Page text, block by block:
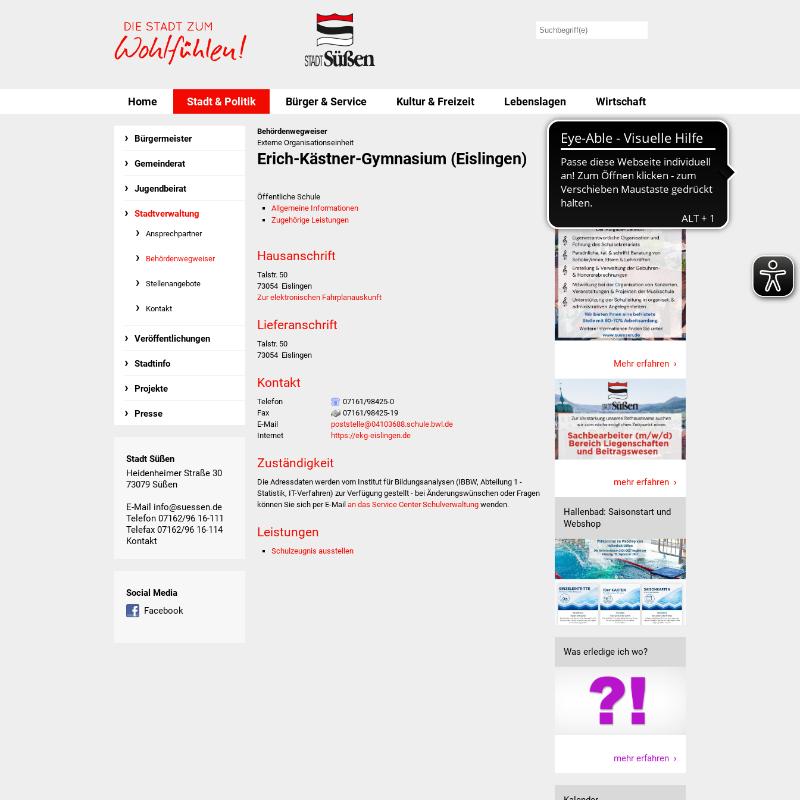
Home Stadt & Politik Bürger & Service Kultur & Freizeit Lebenslagen Wirtschaft
Bürgermeister
Gemeinderat
Jugendbeirat
Stadtverwaltung
Ansprechpartner
Behördenwegweiser
Stellenangebote
Kontakt
Veröffentlichungen
Stadtinfo
Projekte
Presse
Stadt Süßen
Heidenheimer Straße 30
73079 Süßen
E-Mail info@suessen.de
Telefon 07162/96 16-111
Telefax 07162/96 16-114
Kontakt
Social Media
Facebook
Behördenwegweiser
Externe Organisationseinheit
Erich-Kästner-Gymnasium (Eislingen)
Öffentliche Schule
Allgemeine Informationen
Zugehörige Leistungen
Hausanschrift
Talstr. 50
73054 Eislingen
Zur elektronischen Fahrplanauskunft
Lieferanschrift
Talstr. 50
73054 Eislingen
Kontakt
Telefon
07161/98425-0
Fax
07161/98425-19
E-Mail
poststelle@04103688.schule.bwl.de
Internet
https://ekg-eislingen.de
Zuständigkeit
Die Adressdaten werden vom Institut für Bildungsanalysen (IBBW, Abteilung 1 -
Statistik, IT-Verfahren) zur Verfügung gestellt - bei Änderungswünschen oder Fragen
können Sie sich per E-Mail an das Service Center Schulverwaltung wenden.
Leistungen
Schulzeugnis ausstellen
Stellenausschreibung
Mehr erfahren
mehr erfahren
Hallenbad: Saisonstart und
Webshop
Was erledige ich wo?
mehr erfahren